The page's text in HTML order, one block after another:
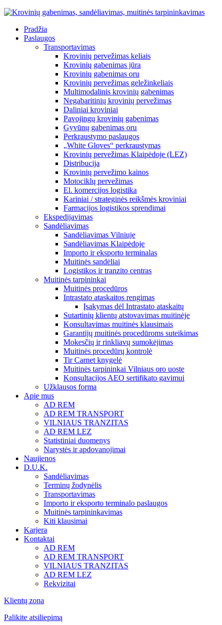
Pradžia
Paslaugos
Transportavimas
Krovinių pervežimas keliais
Krovinių gabenimas jūra
Krovinių gabenimas oru
Krovinių pervežimas geležinkeliais
Multimodalinis krovinių gabenimas
Negabaritinių krovinių pervežimas
Daliniai kroviniai
Pavojingų krovinių gabenimas
Gyvūnų gabenimas oru
Perkraustymo paslaugos
„White Gloves“ perkraustymas
Krovinių pervežimas Klaipėdoje (LEZ)
Distribucija
Krovinių pervežimo kainos
Motociklų pervežimas
El. komercijos logistika
Kariniai / strateginės reikšmės kroviniai
Farmacijos logistikos sprendimai
Ekspedijavimas
Sandėliavimas
Sandėliavimas Vilniuje
Sandėliavimas Klaipėdoje
Importo ir eksporto terminalas
Muitinės sandėliai
Logistikos ir tranzito centras
Muitinės tarpininkai
Muitinės procedūros
Intrastato ataskaitos rengimas
Įsakymas dėl Intrastato ataskaitų
Sutartinių klientų atstovavimas muitinėje
Konsultavimas muitinės klausimais
Garantijų muitinės procedūroms suteikimas
Mokesčių ir rinkliavų sumokėjimas
Muitinės procedūrų kontrolė
Tir Carnet knygelė
Muitinės tarpininkai Vilniaus oro uoste
Konsultacijos AEO sertifikato gavimui
Užklausos forma
Apie mus
AD REM
AD REM TRANSPORT
VILNIAUS TRANZITAS
AD REM LEZ
Statistiniai duomenys
Narystės ir apdovanojimai
Naujienos
D.U.K.
Sandėliavimas
Terminų žodynėlis
Transportavimas
Importo ir eksporto terminalo paslaugos
Muitinės tarpininkavimas
Kiti klausimai
Karjera
Kontaktai
AD REM
AD REM TRANSPORT
VILNIAUS TRANZITAS
AD REM LEZ
Rekvizitai
Klientų zona
Palikite atsiliepimą